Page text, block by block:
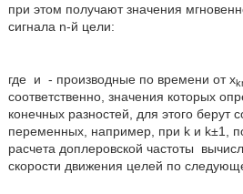
при этом получают значения
сигнала n-й цели:
где и - производные по времени от x
соответственно, значения которых
конечных разностей, для этого берут
переменных, например, при k и k±1,
расчета доплеровской частоты
скорости движения целей по